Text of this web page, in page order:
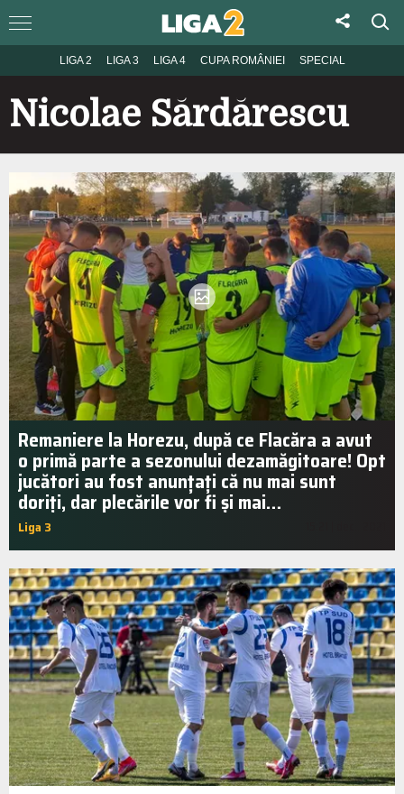
LIGA 2 LIGA 3 LIGA 4 CUPA ROMÂNIEI SPECIAL
Nicolae Sărdărescu
Remaniere la Horezu, după ce Flacăra a avut
o primă parte a sezonului dezamăgitoare! Opt
jucători au fost anunțați că nu mai sunt
doriți, dar plecările vor fi și mai…
Liga 3